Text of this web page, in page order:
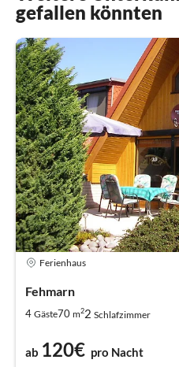
gefallen könnten
Ferienhaus
Fehmarn
4 Gäste70 m22 Schlafzimmer
ab 120€ pro Nacht